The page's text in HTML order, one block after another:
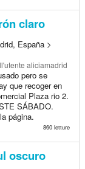
claro
España >
aliciamadrid
pero se
que recoger en
Plaza rio 2.
SÁBADO.
página.
860 letture
oscuro